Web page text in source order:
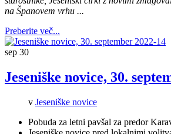
na Španovem vrhu ...
Preberite več...
sep 30
Jeseniške novice, 30.
v Jeseniške novice
Pobuda za letni pavšal za predor